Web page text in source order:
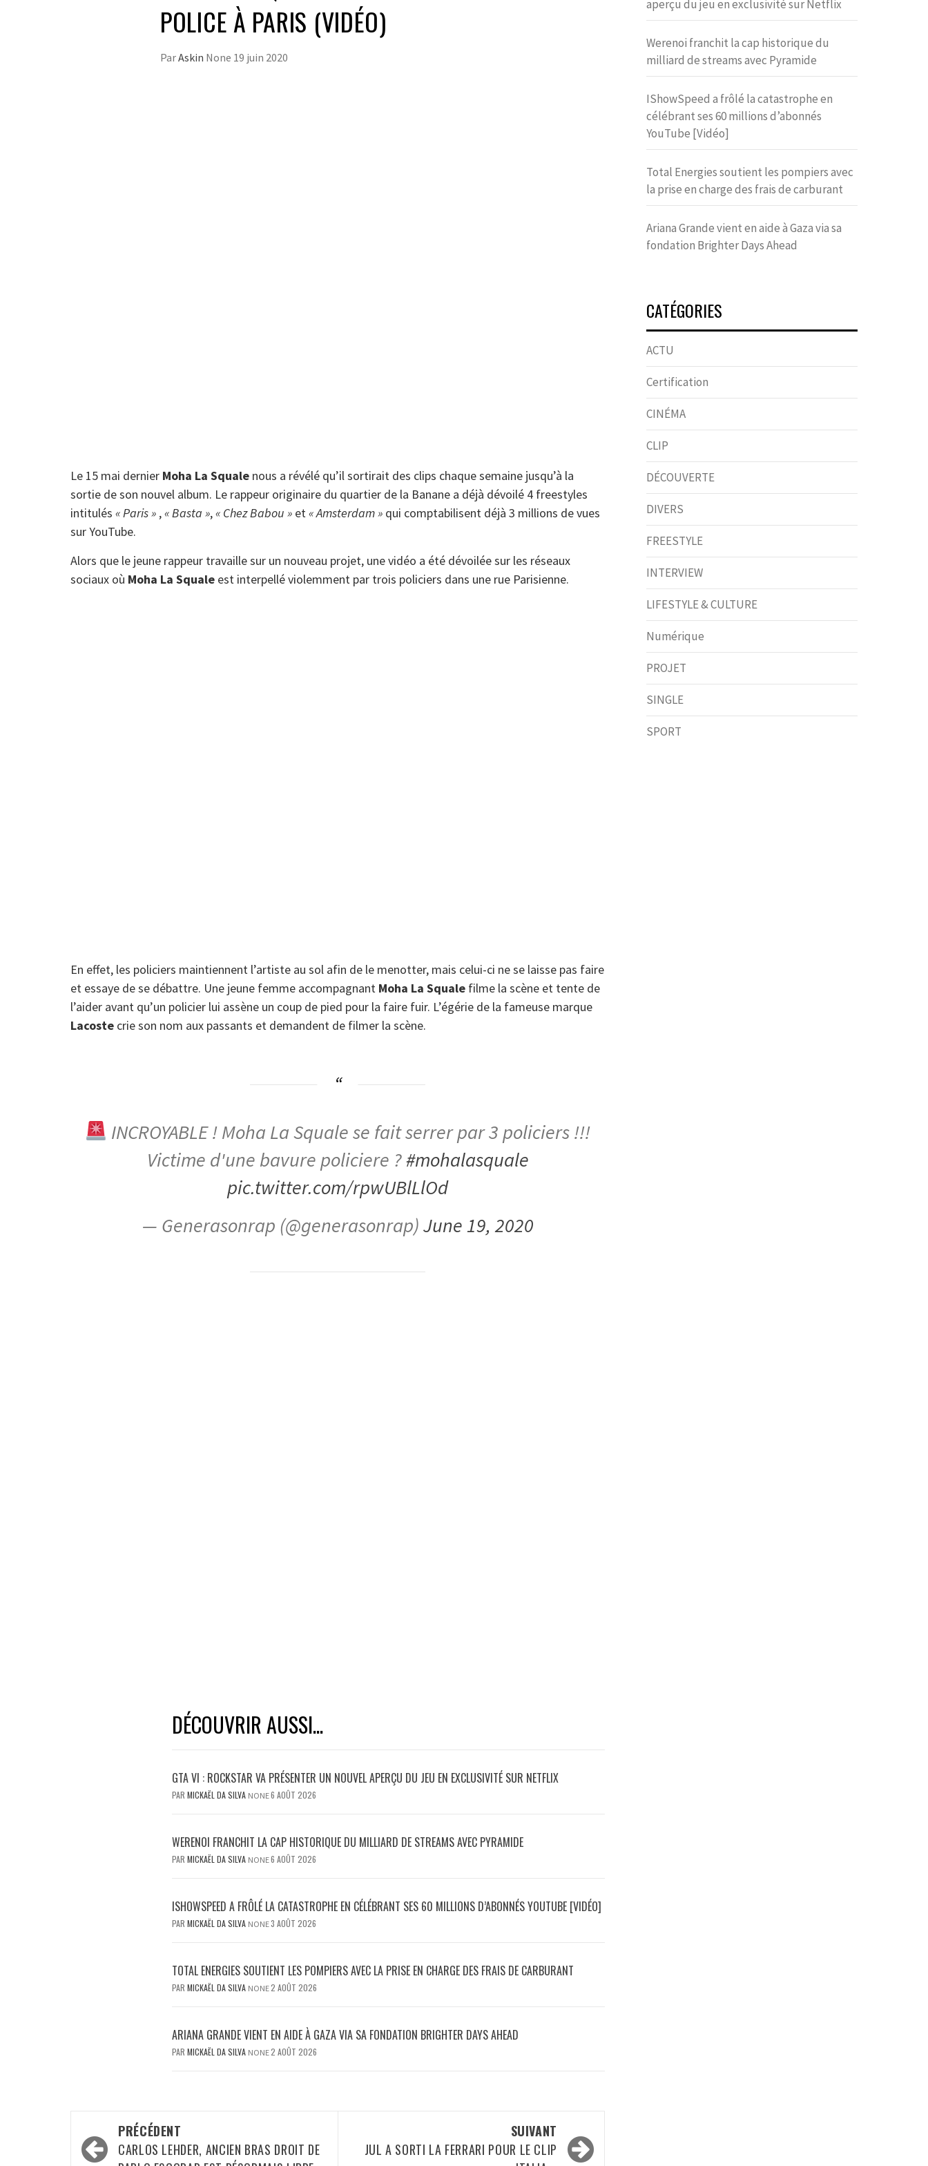
POLICE À PARIS (VIDÉO)
ParAskin None 19 juin 2020
Le 15 mai dernier Moha La Squale nous a révélé qu’il sortirait des clips chaque semaine jusqu’à la
sortie de son nouvel album. Le rappeur originaire du quartier de la Banane a déjà dévoilé 4 freestyles
intitulés « Paris » ,« Basta »,« Chez Babou » et« Amsterdam » qui comptabilisent déjà 3 millions de vues
sur YouTube.
Alors que le jeune rappeur travaille sur un nouveau projet, une vidéo a été dévoilée sur les réseaux
sociaux où Moha La Squale est interpellé violemment par trois policiers dans une rue Parisienne.
En effet, les policiers maintiennent l’artiste au sol afin de le menotter, mais celui-ci ne se laisse pas faire
et essaye de se débattre. Une jeune femme accompagnant Moha La Squale filme la scène et tente de
l’aider avant qu’un policier lui assène un coup de pied pour la faire fuir. L’égérie de la fameuse marque
Lacoste crie son nom aux passants et demandent de filmer la scène.
INCROYABLE ! Moha La Squale se fait serrer par 3 policiers !!!
Victime d'une bavure policiere ?#mohalasquale
pic.twitter.com/rpwUBlLlOd
— Generasonrap (@generasonrap)June 19, 2020
DÉCOUVRIR AUSSI...
GTA VI : ROCKSTAR VA PRÉSENTER UN NOUVEL APERÇU DU JEU EN EXCLUSIVITÉ SUR NETFLIX
PAR MICKAËL DA SILVA NONE6 AOÛT 2026
WERENOI FRANCHIT LA CAP HISTORIQUE DU MILLIARD DE STREAMS AVEC PYRAMIDE
PAR MICKAËL DA SILVA NONE6 AOÛT 2026
ISHOWSPEED A FRÔLÉ LA CATASTROPHE EN CÉLÉBRANT SES 60 MILLIONS D’ABONNÉS YOUTUBE [VIDÉO]
PAR MICKAËL DA SILVA NONE3 AOÛT 2026
TOTAL ENERGIES SOUTIENT LES POMPIERS AVEC LA PRISE EN CHARGE DES FRAIS DE CARBURANT
PAR MICKAËL DA SILVA NONE2 AOÛT 2026
ARIANA GRANDE VIENT EN AIDE À GAZA VIA SA FONDATION BRIGHTER DAYS AHEAD
PAR MICKAËL DA SILVA NONE2 AOÛT 2026
Navigation
d’article
PRÉCÉDENT
CARLOS LEHDER, ANCIEN BRAS DROIT DE
SUIVANT
JUL A SORTI LA FERRARI POUR LE CLIP
aperçu du jeu en exclusivité sur Netflix
Werenoi franchit la cap historique du
milliard de streams avec Pyramide
IShowSpeed a frôlé la catastrophe en
célébrant ses 60 millions d’abonnés
YouTube [Vidéo]
Total Energies soutient les pompiers avec
la prise en charge des frais de carburant
Ariana Grande vient en aide à Gaza via sa
fondation Brighter Days Ahead
CATÉGORIES
ACTU
Certification
CINÉMA
CLIP
DÉCOUVERTE
DIVERS
FREESTYLE
INTERVIEW
LIFESTYLE & CULTURE
Numérique
PROJET
SINGLE
SPORT